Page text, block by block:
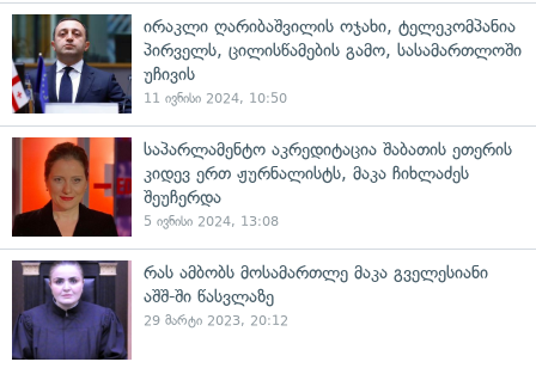
ირაკლი ღარიბაშვილის ოჯახი, ტელეკომპანია
პირველს, ცილისწამების გამო, სასამართლოში
უჩივის
11 ივნისი 2024, 10:50
საპარლამენტო აკრედიტაცია შაბათის ეთერის
კიდევ ერთ ჟურნალისტს, მაკა ჩიხლაძეს
შეუჩერდა
5 ივნისი 2024, 13:08
რას ამბობს მოსამართლე მაკა გველესიანი
აშშ-ში წასვლაზე
29 მარტი 2023, 20:12